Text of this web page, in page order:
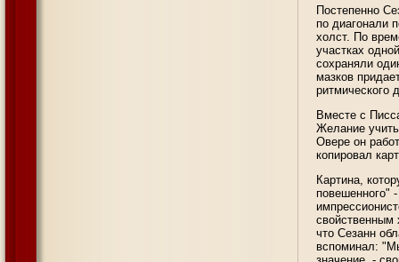
Постепенно
по диагонали
холст. По
участках
сохраняли
мазков
ритмического
Вместе с
Желание
Овере он
копировал
Картина,
повешенного"
свойственным
что Сезанн
вспоминал: